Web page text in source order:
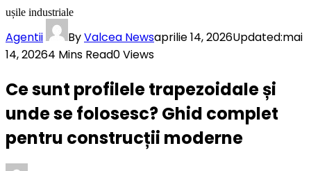
ușile industriale
Agentii ByValcea Newsaprilie 14, 2026Updated:mai
14, 20264 Mins Read0Views
Ce sunt profilele trapezoidale și
unde se folosesc? Ghid complet
pentru construcții moderne